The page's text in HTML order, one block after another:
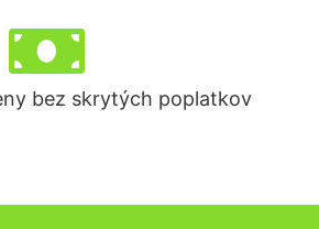
bez skrytých poplatkov